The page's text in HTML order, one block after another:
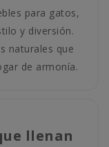
para gatos,
y diversión.
naturales que
de armonía.
llenan